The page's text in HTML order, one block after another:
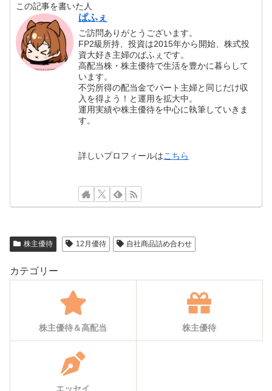
この記事を書いた人
ぱふぇ
ご訪問ありがとうございます。
FP2級所持、投資は2015年から開始、株式投
資大好き主婦のぱふぇです。
高配当株・株主優待で生活を豊かに暮らして
います。
不労所得の配当金でパート主婦と同じだけ収
入を得よう！と運用を拡大中。
運用実績や株主優待を中心に執筆していきま
す。
詳しいプロフィールはこちら
株主優待 12月優待 自社商品詰め合わせ
カテゴリー
株主優待＆高配当 株主優待
エッセイ